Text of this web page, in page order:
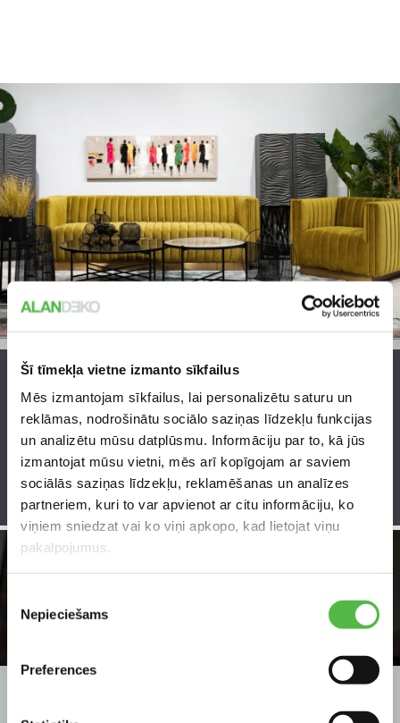
Šī tīmekļa vietne izmanto sīkfailus
Mēs izmantojam sīkfailus, lai personalizētu saturu un
reklāmas, nodrošinātu sociālo saziņas līdzekļu funkcijas
un analizētu mūsu datplūsmu. Informāciju par to, kā jūs
izmantojat mūsu vietni, mēs arī kopīgojam ar saviem
sociālās saziņas līdzekļu, reklamēšanas un analīzes
partneriem, kuri to var apvienot ar citu informāciju, ko
viņiem sniedzat vai ko viņi apkopo, kad lietojat viņu
pakalpojumus.
izvēle
Nepieciešams
Preferences
INTERJERA LIETAS
LASĪT VAIRĀK